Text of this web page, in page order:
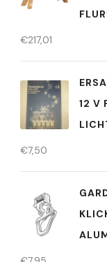
€217,01
12 V
€7,50